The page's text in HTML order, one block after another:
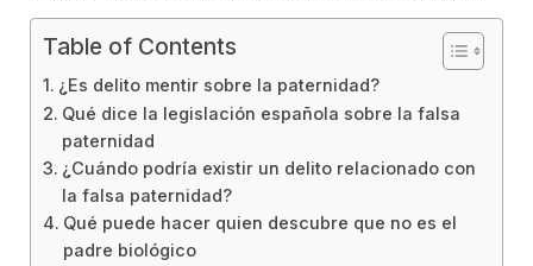
Table of Contents
¿Es delito mentir sobre la paternidad?
Qué dice la legislación española sobre la falsa
paternidad
¿Cuándo podría existir un delito relacionado con
la falsa paternidad?
Qué puede hacer quien descubre que no es el
padre biológico